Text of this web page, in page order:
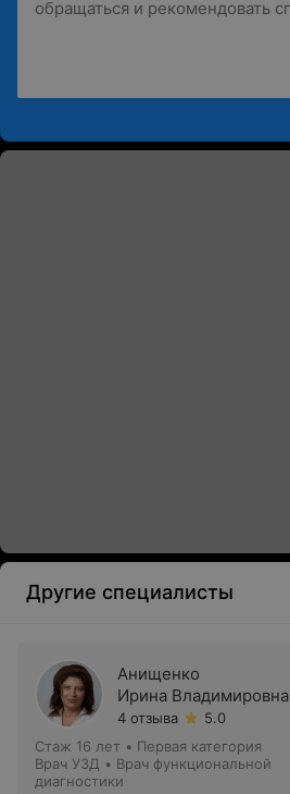
Другие специалисты
Анищенко
Ирина Владимировна
4 отзыва
5.0
Стаж 16 лет • Первая категория
Врач УЗД • Врач функциональной
диагностики